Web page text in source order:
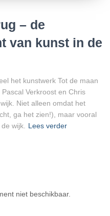
– de
van kunst in de
het kunstwerk Tot de maan
Verkroost en Chris
Niet alleen omdat het
ga het zien!), maar vooral
wijk.
Lees verder
niet beschikbaar.